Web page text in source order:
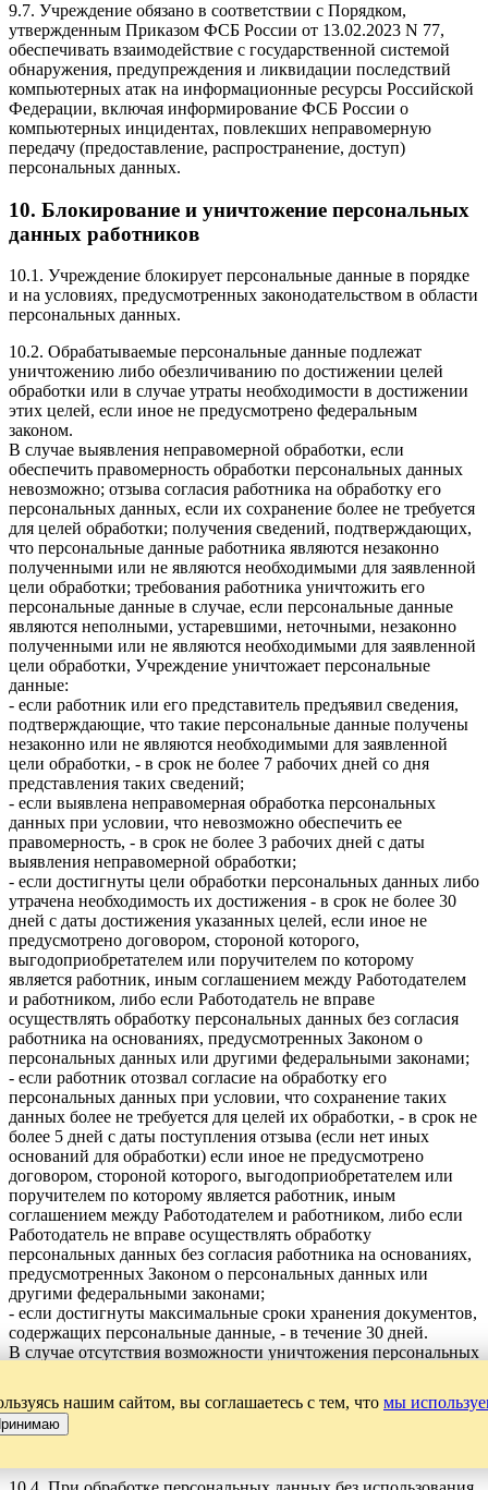
9.7. Учреждение обязано в соответствии с Порядком,
утвержденным Приказом ФСБ России от 13.02.2023 N 77,
обеспечивать взаимодействие с государственной системой
обнаружения, предупреждения и ликвидации последствий
компьютерных атак на информационные ресурсы Российской
Федерации, включая информирование ФСБ России о
компьютерных инцидентах, повлекших неправомерную
передачу (предоставление, распространение, доступ)
персональных данных.
10. Блокирование и уничтожение персональных
данных работников
10.1. Учреждение блокирует персональные данные в порядке
и на условиях, предусмотренных законодательством в области
персональных данных.
10.2. Обрабатываемые персональные данные подлежат
уничтожению либо обезличиванию по достижении целей
обработки или в случае утраты необходимости в достижении
этих целей, если иное не предусмотрено федеральным
законом.
В случае выявления неправомерной обработки, если
обеспечить правомерность обработки персональных данных
невозможно; отзыва согласия работника на обработку его
персональных данных, если их сохранение более не требуется
для целей обработки; получения сведений, подтверждающих,
что персональные данные работника являются незаконно
полученными или не являются необходимыми для заявленной
цели обработки; требования работника уничтожить его
персональные данные в случае, если персональные данные
являются неполными, устаревшими, неточными, незаконно
полученными или не являются необходимыми для заявленной
цели обработки, Учреждение уничтожает персональные
данные:
- если работник или его представитель предъявил сведения,
подтверждающие, что такие персональные данные получены
незаконно или не являются необходимыми для заявленной
цели обработки, - в срок не более 7 рабочих дней со дня
представления таких сведений;
- если выявлена неправомерная обработка персональных
данных при условии, что невозможно обеспечить ее
правомерность, - в срок не более 3 рабочих дней с даты
выявления неправомерной обработки;
- если достигнуты цели обработки персональных данных либо
утрачена необходимость их достижения - в срок не более 30
дней с даты достижения указанных целей, если иное не
предусмотрено договором, стороной которого,
выгодоприобретателем или поручителем по которому
является работник, иным соглашением между Работодателем
и работником, либо если Работодатель не вправе
осуществлять обработку персональных данных без согласия
работника на основаниях, предусмотренных Законом о
персональных данных или другими федеральными законами;
- если работник отозвал согласие на обработку его
персональных данных при условии, что сохранение таких
данных более не требуется для целей их обработки, - в срок не
более 5 дней с даты поступления отзыва (если нет иных
оснований для обработки) если иное не предусмотрено
договором, стороной которого, выгодоприобретателем или
поручителем по которому является работник, иным
соглашением между Работодателем и работником, либо если
Работодатель не вправе осуществлять обработку
персональных данных без согласия работника на основаниях,
предусмотренных Законом о персональных данных или
другими федеральными законами;
- если достигнуты максимальные сроки хранения документов,
содержащих персональные данные, - в течение 30 дней.
В случае отсутствия возможности уничтожения персональных
осуществляет блокирование таких персональных данных и
обеспечивает уничтожение персональных данных в срок не
более чем шесть месяцев, если иной срок не установлен
нашим сайтом, вы соглашаетесь с тем, что мы